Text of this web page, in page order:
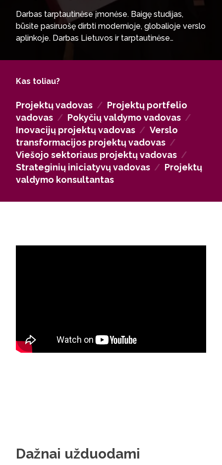
Darbas tarptautinėse įmonėse. Baigę studijas,
būsite pasiruošę dirbti modernioje, globalioje verslo
aplinkoje. Darbas Lietuvos ir tarptautinėse
parengs karjerai vyriausybinėse organizacijose,
darbas. Studijuojant išlavintas strateginis požiūris į
Lietuvos bei užsienio įmonėse.
Kas toliau?
Projektų vadovas / Projektų portfelio
vadovas / Pokyčių valdymo vadovas /
Inovacijų projektų vadovas / Verslo
transformacijos projektų vadovas /
Viešojo sektoriaus projektų vadovas /
Strateginių iniciatyvų vadovas / Projektų
valdymo konsultantas
Dažnai užduodami